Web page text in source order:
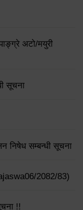
अटो/मयुरी
सूचना
निषेध सम्बन्धी सूचना
2082/83)
!!